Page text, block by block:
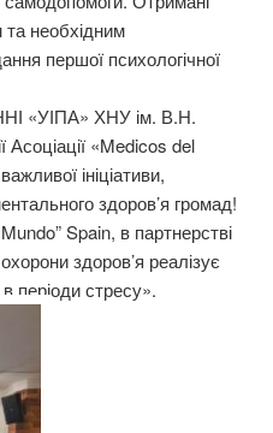
та необхідним
першої психологічної
«УІПА» ХНУ ім. В.Н.
Асоціації «Medicos del
ініціативи,
здоров’я громад!
Spain, в партнерстві
здоров’я реалізує
періоди стресу».